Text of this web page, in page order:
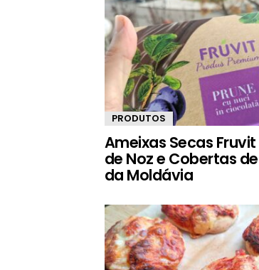
PRODUTOS
Ameixas Secas
de Noz e Cobertas
da Moldávia